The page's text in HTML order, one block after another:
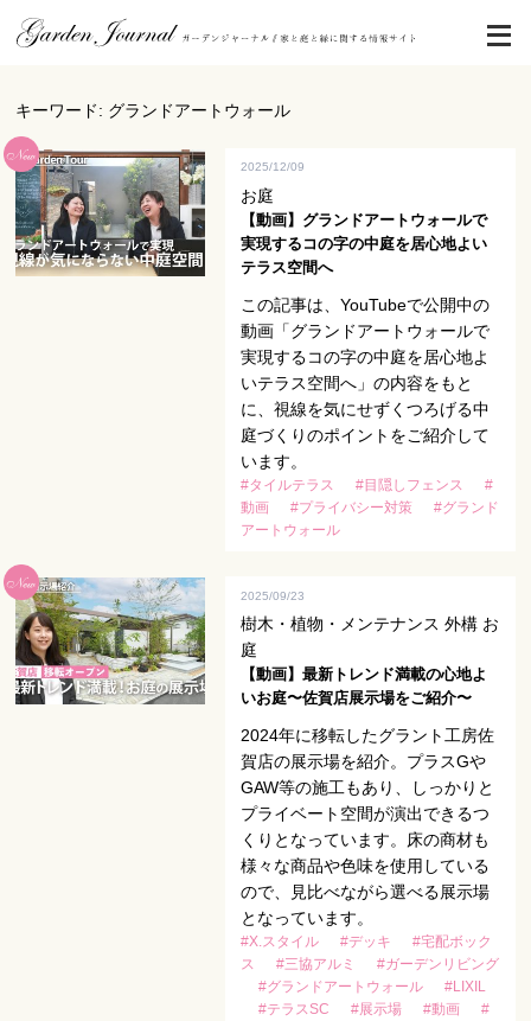
キーワード: グランドアートウォール
2025/12/09
お庭
【動画】グランドアートウォールで
実現するコの字の中庭を居心地よい
テラス空間へ
この記事は、YouTubeで公開中の
動画「グランドアートウォールで
実現するコの字の中庭を居心地よ
いテラス空間へ」の内容をもと
に、視線を気にせずくつろげる中
庭づくりのポイントをご紹介して
います。
#タイルテラス #目隠しフェンス
#
動画
#プライバシー対策
#グランド
アートウォール
2025/09/23
樹木・植物・メンテナンス 外構 お
庭
【動画】最新トレンド満載の心地よ
いお庭〜佐賀店展示場をご紹介〜
2024年に移転したグラント工房佐
賀店の展示場を紹介。プラスGや
GAW等の施工もあり、しっかりと
プライベート空間が演出できるつ
くりとなっています。床の商材も
様々な商品や色味を使用している
ので、見比べながら選べる展示場
となっています。
#X.スタイル #デッキ
#宅配ボック
ス
#三協アルミ
#ガーデンリビング
#グランドアートウォール
#LIXIL
#テラスSC
#展示場 #動画
#